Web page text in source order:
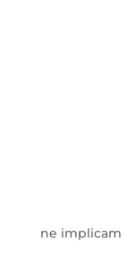
ne implicam